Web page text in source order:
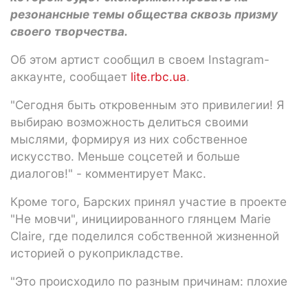
резонансные темы общества сквозь призму
своего творчества.
Об этом артист сообщил в своем Instagram-
аккаунте, сообщает lite.rbc.ua.
"Сегодня быть откровенным это привилегии! Я
выбираю возможность делиться своими
мыслями, формируя из них собственное
искусство. Меньше соцсетей и больше
диалогов!" - комментирует Макс.
Кроме того, Барских принял участие в проекте
"Не мовчи", инициированного глянцем Marie
Claire, где поделился собственной жизненной
историей о рукоприкладстве.
"Это происходило по разным причинам: плохие